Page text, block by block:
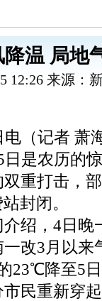
温 局地
12:26 来源：
（记者 萧
是农历的
重打击，
封闭。
，4日晚
改3月以来
23℃降至5
民重新穿